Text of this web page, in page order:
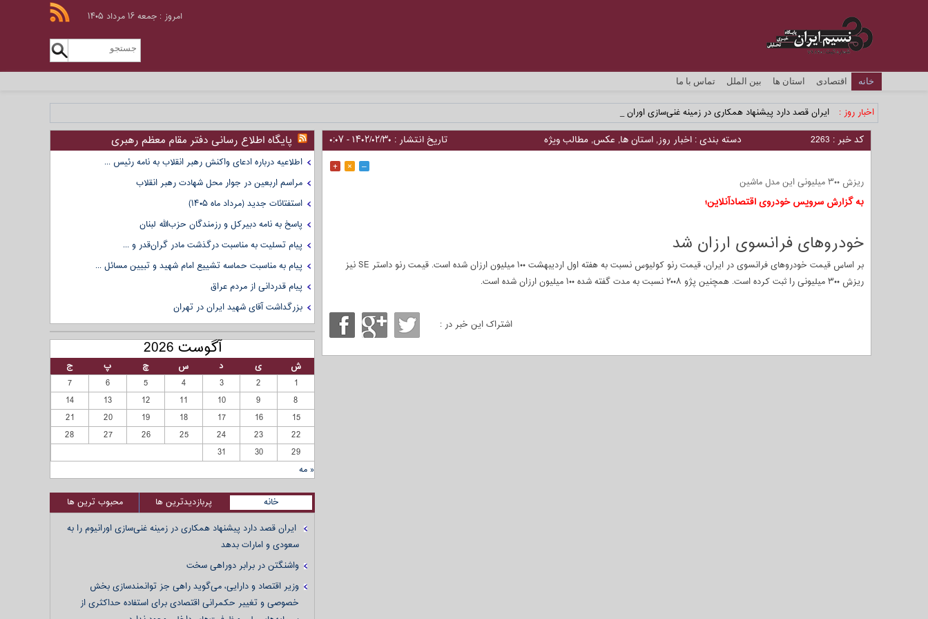
امروز : جمعه ۱۶ مرداد ۱۴۰۵
خانه اقتصادی استان ها بین الملل تماس با ما
اخبار روز : ایران قصد دارد پیشنهاد همکاری در زمینه غنی‌سازی اورانیوم_
کد خبر : 2263 دسته بندی : اخبار روز, استان ها, عکس, مطالب ویژه
تاریخ انتشار : ۱۴۰۲/۰۲/۳۰ - ۰:۰۷
–
×
+
ریزش ۳۰۰ میلیونی این مدل ماشین
به گزارش سرویس خودروی اقتصادآنلاین؛
خودروهای فرانسوی ارزان شد
بر اساس قیمت خودروهای فرانسوی در ایران، قیمت رنو کولیوس نسبت به هفته اول اردیبهشت ۱۰۰ میلیون ارزان شده است. قیمت رنو داستر SE نیز
ریزش ۳۰۰ میلیونی را ثبت کرده است. همچنین پژو ۲۰۰۸ نسبت به مدت گفته شده ۱۰۰ میلیون ارزان شده است.
اشتراک این خبر در :
پایگاه اطلاع رسانی دفتر مقام معظم رهبری
اطلاعیه درباره ادعای واکنش رهبر انقلاب به نامه رئیس ...
مراسم اربعین در جوار محل شهادت رهبر انقلاب
استفتائات جدید (مرداد ماه ۱۴۰۵)
پاسخ به نامه دبیرکل و رزمندگان حزب‌الله لبنان
پیام تسلیت به مناسبت درگذشت مادر گران‌قدر و ...
پیام به مناسبت حماسه تشییع امام شهید و تبیین مسائل ...
پیام قدردانی از مردم عراق
بزرگداشت آقای شهید ایران در تهران
آگوست 2026
ش ی د س چ پ
ج
1
2
3
4
5
6
7
8
9
10
11
12
13
14
15
16
17
18
19
20
21
22
23
24
25
26
27
28
29
30
31
« مه
خانه پربازدیدترین ها
محبوب ترین ها
ایران قصد دارد پیشنهاد همکاری در زمینه غنی‌سازی اورانیوم را به
سعودی و امارات بدهد
واشنگتن در برابر دوراهی سخت
وزیر اقتصاد و دارایی، می‌گوید راهی جز توانمندسازی بخش
خصوصی و تغییر حکمرانی اقتصادی برای استفاده حداکثری از